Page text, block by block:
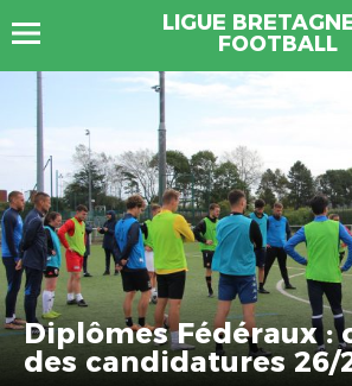
LIGUE
FOOTBALL
Diplômes Fédéraux :
des candidatures 26/